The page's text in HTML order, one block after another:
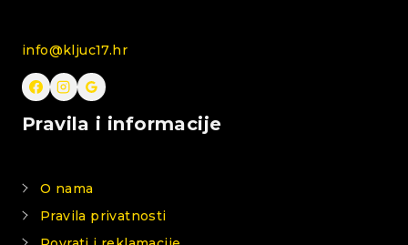
info@kljuc17.hr
Pravila i informacije
O nama
Pravila privatnosti